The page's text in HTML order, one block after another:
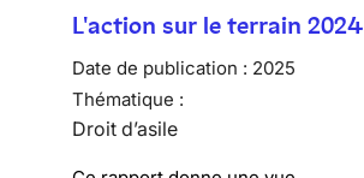
L'action sur le terrain 2024
Date de publication : 2025
Thématique :
Droit d’asile